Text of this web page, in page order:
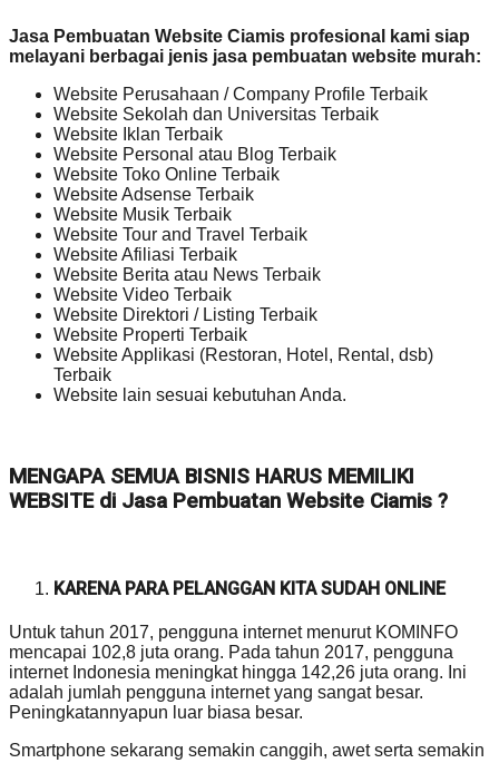
Jasa Pembuatan Website Ciamis profesional kami siap
melayani berbagai jenis jasa pembuatan website murah:
Website Perusahaan / Company Profile Terbaik
Website Sekolah dan Universitas Terbaik
Website Iklan Terbaik
Website Personal atau Blog Terbaik
Website Toko Online Terbaik
Website Adsense Terbaik
Website Musik Terbaik
Website Tour and Travel Terbaik
Website Afiliasi Terbaik
Website Berita atau News Terbaik
Website Video Terbaik
Website Direktori / Listing Terbaik
Website Properti Terbaik
Website Applikasi (Restoran, Hotel, Rental, dsb)
Terbaik
Website lain sesuai kebutuhan Anda.
MENGAPA SEMUA BISNIS HARUS MEMILIKI
WEBSITE di Jasa Pembuatan Website Ciamis ?
KARENA PARA PELANGGAN KITA SUDAH ONLINE
Untuk tahun 2017, pengguna internet menurut KOMINFO
mencapai 102,8 juta orang. Pada tahun 2017, pengguna
internet Indonesia meningkat hingga 142,26 juta orang. Ini
adalah jumlah pengguna internet yang sangat besar.
Peningkatannyapun luar biasa besar.
Smartphone sekarang semakin canggih, awet serta semakin